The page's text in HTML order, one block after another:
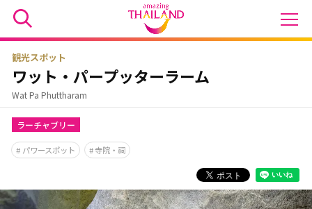
観光スポット
ワット・パープッターラーム
Wat Pa Phuttharam
ラーチャブリー
パワースポット 寺院・祠